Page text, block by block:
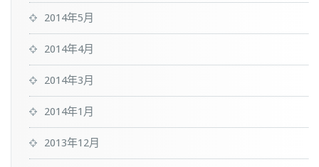
2014年5月
2014年4月
2014年3月
2014年1月
2013年12月